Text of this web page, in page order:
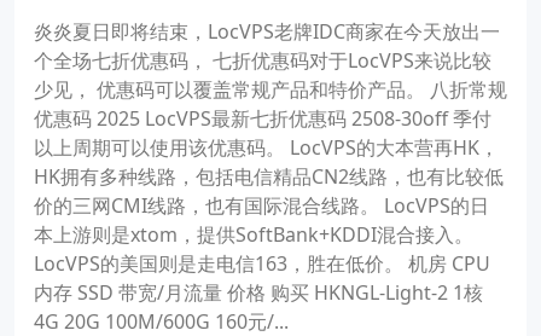
炎炎夏日即将结束，LocVPS老牌IDC商家在今天放出一
个全场七折优惠码， 七折优惠码对于LocVPS来说比较
少见， 优惠码可以覆盖常规产品和特价产品。 八折常规
优惠码 2025 LocVPS最新七折优惠码 2508-30off 季付
以上周期可以使用该优惠码。 LocVPS的大本营再HK，
HK拥有多种线路，包括电信精品CN2线路，也有比较低
价的三网CMI线路，也有国际混合线路。 LocVPS的日
本上游则是xtom，提供SoftBank+KDDI混合接入。
LocVPS的美国则是走电信163，胜在低价。 机房 CPU
内存 SSD 带宽/月流量 价格 购买 HKNGL-Light-2 1核
4G 20G 100M/600G 160元/...